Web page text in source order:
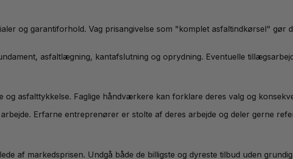
og garantiforhold. Vag prisangivelse som "komplet asfaltindkørsel" gør
asfaltlægning, kantafslutning og oprydning. Eventuelle
og asfalttykkelse. Faglige håndværkere kan forklare deres valg og
Erfarne entreprenører er stolte af deres arbejde og deler gerne
af markedsprisen. Undgå både de billigste og dyreste tilbud uden